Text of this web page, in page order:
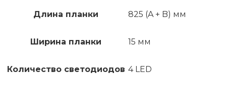
Длина планки 825 (A + B) мм
Ширина планки 15 мм
Количество светодиодов 4 LED